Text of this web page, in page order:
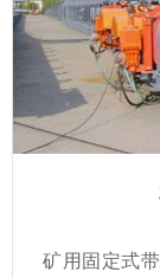
矿用固定式